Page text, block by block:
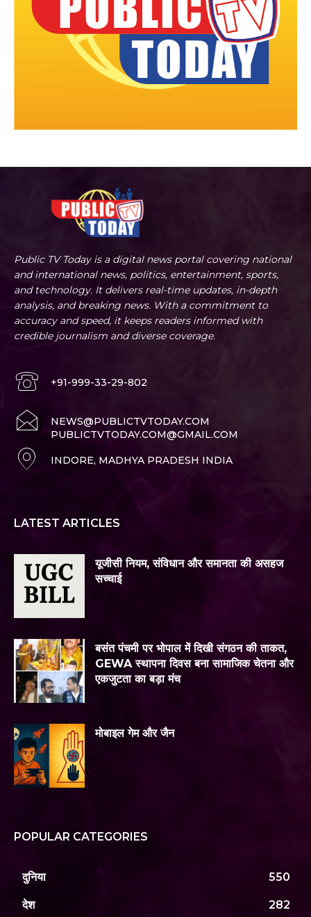
Public TV Today is a digital news portal covering national
and international news, politics, entertainment, sports,
and technology. It delivers real-time updates, in-depth
analysis, and breaking news. With a commitment to
accuracy and speed, it keeps readers informed with
credible journalism and diverse coverage.
+91-999-33-29-802
NEWS@PUBLICTVTODAY.COM
PUBLICTVTODAY.COM@GMAIL.COM
INDORE, MADHYA PRADESH INDIA
LATEST ARTICLES
यूजीसी नियम, संविधान और समानता की असहज
सच्चाई
बसंत पंचमी पर भोपाल में दिखी संगठन की ताकत,
GEWA स्थापना दिवस बना सामाजिक चेतना और
एकजुटता का बड़ा मंच
मोबाइल गेम और जैन
POPULAR CATEGORIES
दुनिया 550
देश 282